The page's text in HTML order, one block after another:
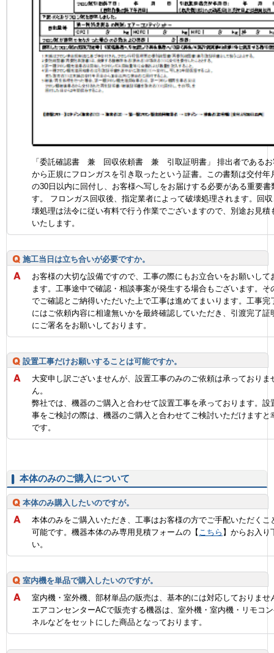
「委託確認書 兼 回収依頼書 兼 引取証明書」 排出者であるお
から正規にフロンガスを引き取ったという証書。この書類は交付年
の30日以内に回付し、お客様へ写しをお届けする必要がある重要書
す。 フロンガス回収後、指定業者によって破壊処理されます。回
壊処理は法令に従い有料で行う作業でございますので、別途お見積
いたします。
施工当日は立ち合いが必要ですか。
お客様の大切な設備ですので、工事の際にもお立合いをお願いして
ます。工事途中で確認・相談事案が発生する場合もございます。そ
でご確認とご納得いただいた上で工事は進めてまいります。工事完
にはご依頼内容に相違無いかを最終確認していただき、引渡完了証
にご署名をお願いしております。
設置工事だけお願いすることは可能ですか。
大変申し訳ございませんが、設置工事のみのご依頼は承っておりま
ん。
弊社では、機器のご購入と合わせて設置工事を承っております。設
事をご検討の際は、機器のご購入と合わせてご検討いただけますと
です。
本体のみのご購入について
本体のみ購入したいのですが。
本体のみをご購入いただき、工事はお客様の方でご手配いただくこ
可能です。機器本体のみ専用見積フォームの【 こちら 】からお入り
い。
室内機を単品で購入したいのですが。
室内機・室外機、部材単品の販売は、基本的には対応しておりませ
エアコンセンターACで販売する機器は、室外機・室内機・リモコ
ネルなどをセットにした商品となっております。